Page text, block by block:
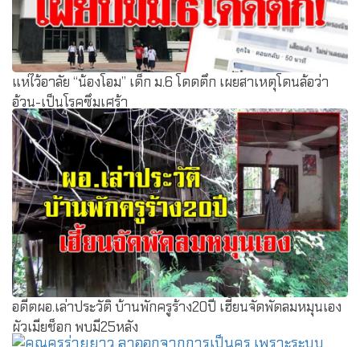
แห่ไว้อาลัย “น้องโอม” เด็ก ม.6 โดดตึก เผยสาเหตุโดนล้อว่า
อ้วน-เป็นโรคซึมเศร้า
อดีตผอ.เล่าประวัติ บ้านพักครูร้าง20ปี เฮี้ยนจัดพัดลมหมุนเอง
ผัวเมียช็อก พบมี25หลัง